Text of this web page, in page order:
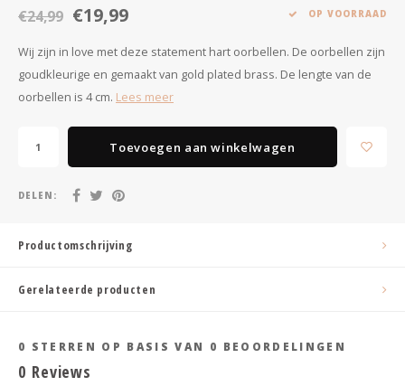
Strass oorbellen
Ear Cuffs
Suspender oorbellen
Bedels
Moon & Stars
Chains
Minimalism
Festival style
Sieradentrends 2025
€24,99 €19,99 OP VOORRAAD
Wij zijn in love met deze statement hart oorbellen. De oorbellen zijn
goudkleurige en gemaakt van gold plated brass. De lengte van de
oorbellen is 4 cm. Lees meer
Toevoegen aan winkelwagen
DELEN:
Productomschrijving
Gerelateerde producten
0 STERREN OP BASIS VAN 0 BEOORDELINGEN
0 Reviews